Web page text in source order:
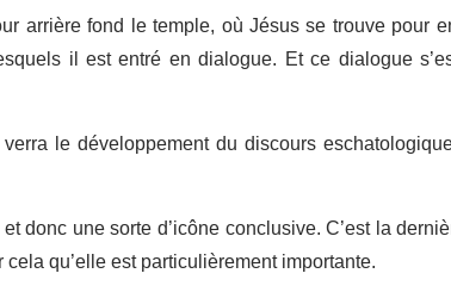
arrière fond le temple, où Jésus se trouve pour
il est entré en dialogue. Et ce dialogue
le développement du discours
donc une sorte d’icône conclusive. C’est la
qu’elle est particulièrement importante.